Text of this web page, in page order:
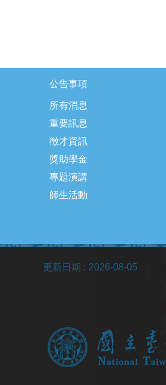
公告事項
所有消息
重要訊息
徵才資訊
獎助學金
專題演講
師生活動
更新日期 2026-08-05